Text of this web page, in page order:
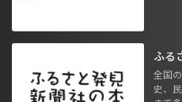
ふる
全国
史、